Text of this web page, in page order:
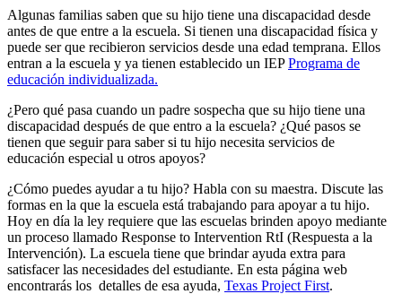
Algunas familias saben que su hijo tiene una discapacidad desde
antes de que entre a la escuela. Si tienen una discapacidad física y
puede ser que recibieron servicios desde una edad temprana. Ellos
entran a la escuela y ya tienen establecido un IEPPrograma de
educación individualizada.
¿Pero qué pasa cuando un padre sospecha que su hijo tiene una
discapacidad después de que entro a la escuela? ¿Qué pasos se
tienen que seguir para saber si tu hijo necesita servicios de
educación especial u otros apoyos?
¿Cómo puedes ayudar a tu hijo? Habla con su maestra. Discute las
formas en la que la escuela está trabajando para apoyar a tu hijo.
Hoy en día la ley requiere que las escuelas brinden apoyo mediante
un proceso llamado Response to Intervention RtI (Respuesta a la
Intervención). La escuela tiene que brindar ayuda extra para
satisfacer las necesidades del estudiante. En esta página web
encontrarás los detalles de esa ayuda, Texas Project First.